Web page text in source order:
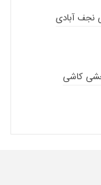
نجف آبادی
کاشی